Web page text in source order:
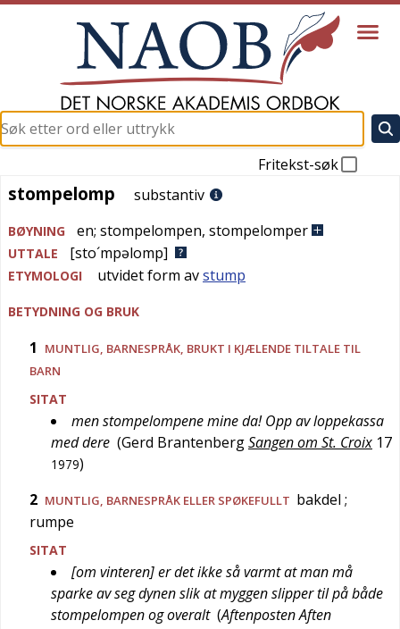
Fritekst-søk
stompelomp
stompelomp substantiv
BØYNING en; stompelompen, stompelomper
UTTALE [sto´mpəlomp]
ETYMOLOGI utvidet form avstump
BETYDNING OG BRUK
1 MUNTLIG, BARNESPRÅK, BRUKT I KJÆLENDE TILTALE TIL
BARN
SITAT
men stompelompene mine da! Opp av loppekassa
med dere (Gerd BrantenbergSangen om St. Croix 17
1979)
2 MUNTLIG, BARNESPRÅK ELLER SPØKEFULLT bakdel ;
rumpe
SITAT
[om vinteren] er det ikke så varmt at man må
sparke av seg dynen slik at myggen slipper til på både
stompelompen og overalt (Aftenposten Aften